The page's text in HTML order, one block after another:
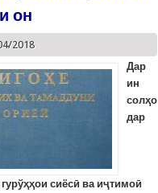
он
2018
Дар
ин
солҳо
дар
сиёсӣ ва иҷтимоӣ